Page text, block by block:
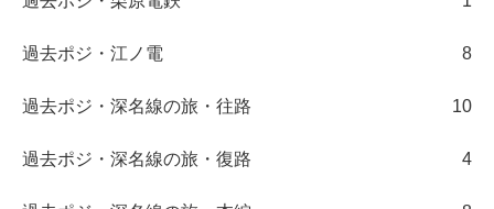
過去ポジ・江ノ電 8
過去ポジ・深名線の旅・往路 10
過去ポジ・深名線の旅・復路 4